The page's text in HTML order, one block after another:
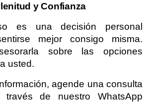
y Confianza
es una decisión personal
mejor consigo misma.
sobre las opciones
usted.
agende una consulta
través de nuestro WhatsApp